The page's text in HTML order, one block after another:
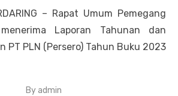
– Rapat Umum Pemegang
Laporan Tahunan dan
PT PLN (Persero) Tahun Buku 2023
By admin